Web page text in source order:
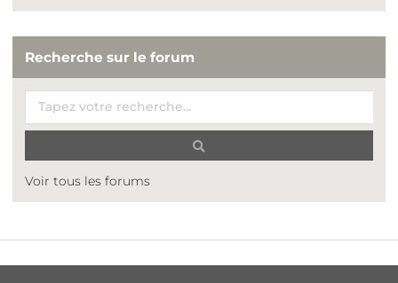
Recherche sur le forum
Voir tous les forums